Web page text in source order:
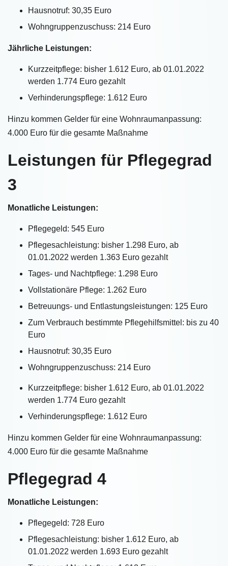
Hausnotruf: 30,35 Euro
Wohngruppenzuschuss: 214 Euro
Jährliche Leistungen:
Kurzzeitpflege: bisher 1.612 Euro, ab 01.01.2022
werden 1.774 Euro gezahlt
Verhinderungspflege: 1.612 Euro
Hinzu kommen Gelder für eine Wohnraumanpassung:
4.000 Euro für die gesamte Maßnahme
Leistungen für Pflegegrad
3
Monatliche Leistungen:
Pflegegeld: 545 Euro
Pflegesachleistung: bisher 1.298 Euro, ab
01.01.2022 werden 1.363 Euro gezahlt
Tages- und Nachtpflege: 1.298 Euro
Vollstationäre Pflege: 1.262 Euro
Betreuungs- und Entlastungsleistungen: 125 Euro
Zum Verbrauch bestimmte Pflegehilfsmittel: bis zu 40
Euro
Hausnotruf: 30,35 Euro
Wohngruppenzuschuss: 214 Euro
Kurzzeitpflege: bisher 1.612 Euro, ab 01.01.2022
werden 1.774 Euro gezahlt
Verhinderungspflege: 1.612 Euro
Hinzu kommen Gelder für eine Wohnraumanpassung:
4.000 Euro für die gesamte Maßnahme
Pflegegrad 4
Monatliche Leistungen:
Pflegegeld: 728 Euro
Pflegesachleistung: bisher 1.612 Euro, ab
01.01.2022 werden 1.693 Euro gezahlt